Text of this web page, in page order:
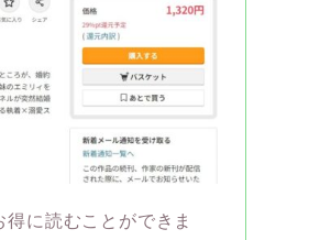
得に読むことができま